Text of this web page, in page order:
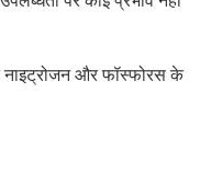
और फॉस्फोरस के